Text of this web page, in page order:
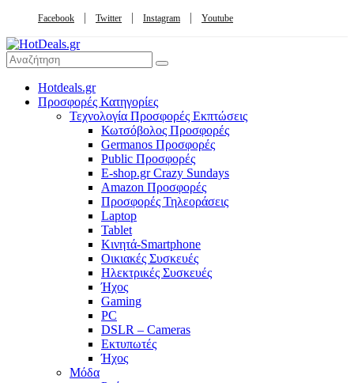
Facebook Twitter Instagram Youtube
Hotdeals.gr
Προσφορές Κατηγορίες
Τεχνολογία Προσφορές Εκπτώσεις
Κωτσόβολος Προσφορές
Germanos Προσφορές
Public Προσφορές
E-shop.gr Crazy Sundays
Amazon Προσφορές
Προσφορές Τηλεοράσεις
Laptop
Tablet
Κινητά-Smartphone
Οικιακές Συσκευές
Hλεκτρικές Συσκευές
Ήχος
Gaming
PC
DSLR – Cameras
Εκτυπωτές
Ήχος
Μόδα